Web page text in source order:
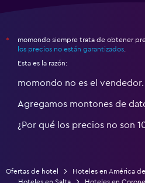
*
momondo siempre trata de obtener
los precios no están garantizados
Esta es la razón:
momondo no es el vendedor.
Agregamos montones de
¿Por qué los precios no son
Ofertas de hotel Hoteles en América